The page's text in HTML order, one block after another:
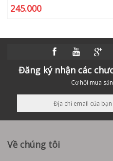
245.000
Đăng ký nhận các
Cơ hội mua
Về chúng tôi